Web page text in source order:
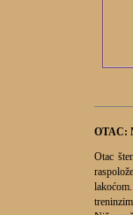
OTAC:
Otac